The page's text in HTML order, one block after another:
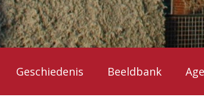
Geschiedenis Beeldbank